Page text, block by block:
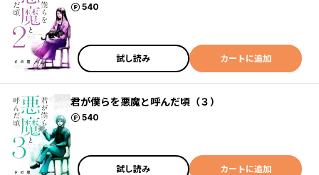
540
ポイント
試し読み カートに追加
君が僕らを悪魔と呼んだ頃（３）
540
ポイント
試し読み カートに追加